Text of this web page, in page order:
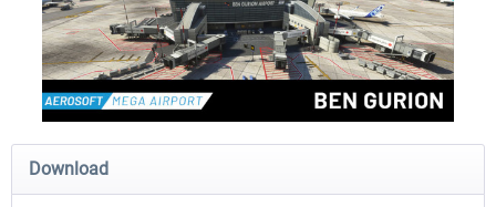
Aerosoft Mt. Everest Airports Vol. 1 -
Aerosoft Mt. Everest Airports
Download